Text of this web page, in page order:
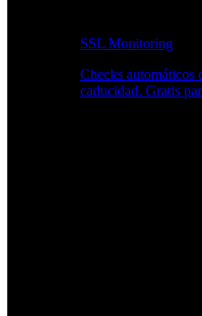
SSL Monitoring
Checks automáticos
caducidad. Gratis